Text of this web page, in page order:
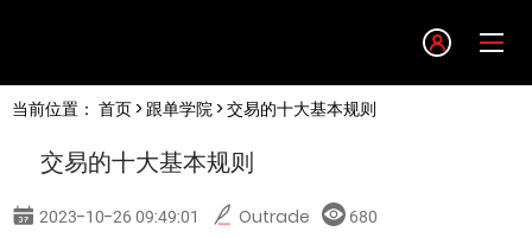
English
当前位置： 首页> 跟单学院> 交易的十大基本规则
交易的十大基本规则
2023-10-26 09:49:01 Outrade 680